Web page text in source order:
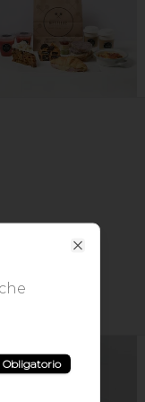
Obligatorio